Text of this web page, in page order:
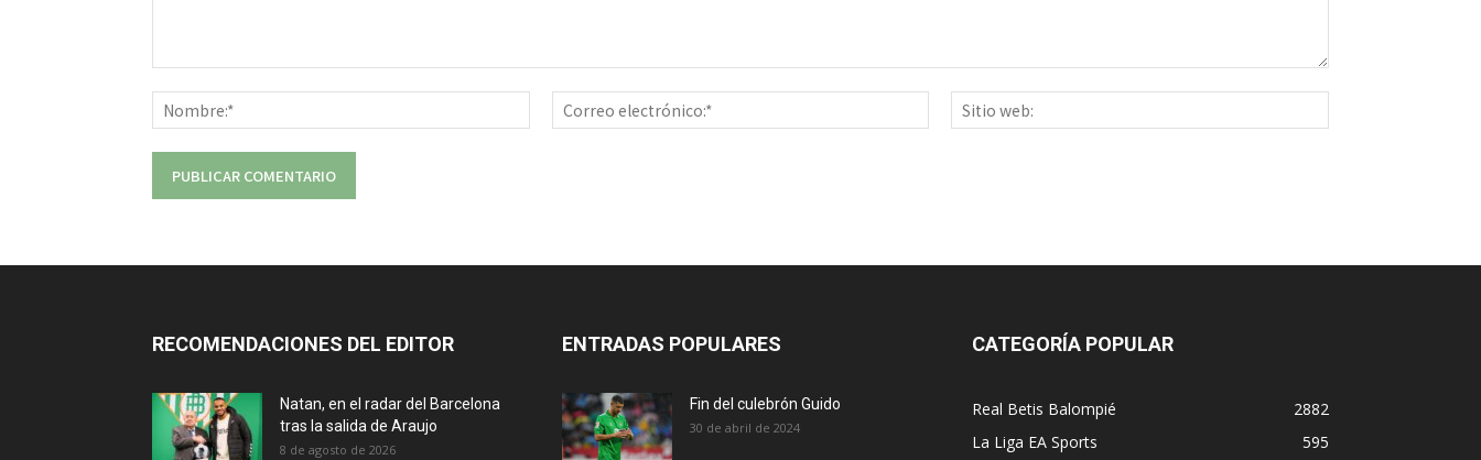
Nombre:*
Correo
electrónico:*
web:
RECOMENDACIONES DEL EDITOR
Natan, en el radar del Barcelona
tras la salida de Araujo
8 de agosto de 2026
ENTRADAS POPULARES
Fin del culebrón Guido
30 de abril de 2024
CATEGORÍA POPULAR
Real Betis Balompié
2882
La Liga EA Sports
595